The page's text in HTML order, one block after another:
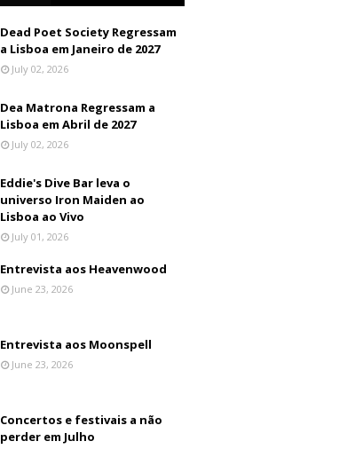
Dead Poet Society Regressam
a Lisboa em Janeiro de 2027
July 02, 2026
Dea Matrona Regressam a
Lisboa em Abril de 2027
July 02, 2026
Eddie's Dive Bar leva o
universo Iron Maiden ao
Lisboa ao Vivo
July 01, 2026
Entrevista aos Heavenwood
June 23, 2026
Entrevista aos Moonspell
June 23, 2026
Concertos e festivais a não
perder em Julho